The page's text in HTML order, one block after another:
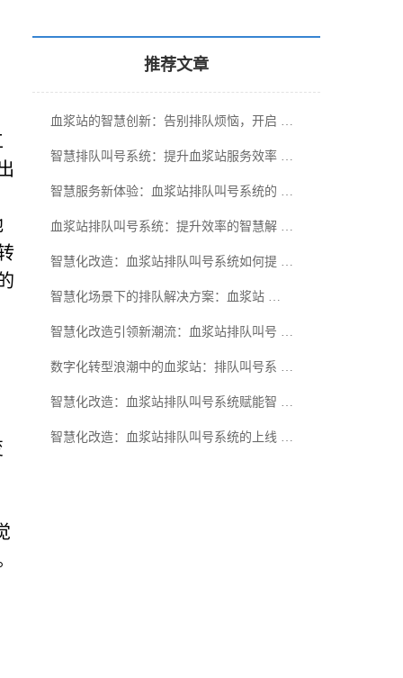
推荐文章
血浆站的智慧创新：告别排队烦恼，开启 …
智慧排队叫号系统：提升血浆站服务效率 …
智慧服务新体验：血浆站排队叫号系统的 …
血浆站排队叫号系统：提升效率的智慧解 …
智慧化改造：血浆站排队叫号系统如何提 …
智慧化场景下的排队解决方案：血浆站 …
智慧化改造引领新潮流：血浆站排队叫号 …
数字化转型浪潮中的血浆站：排队叫号系 …
智慧化改造：血浆站排队叫号系统赋能智 …
智慧化改造：血浆站排队叫号系统的上线 …